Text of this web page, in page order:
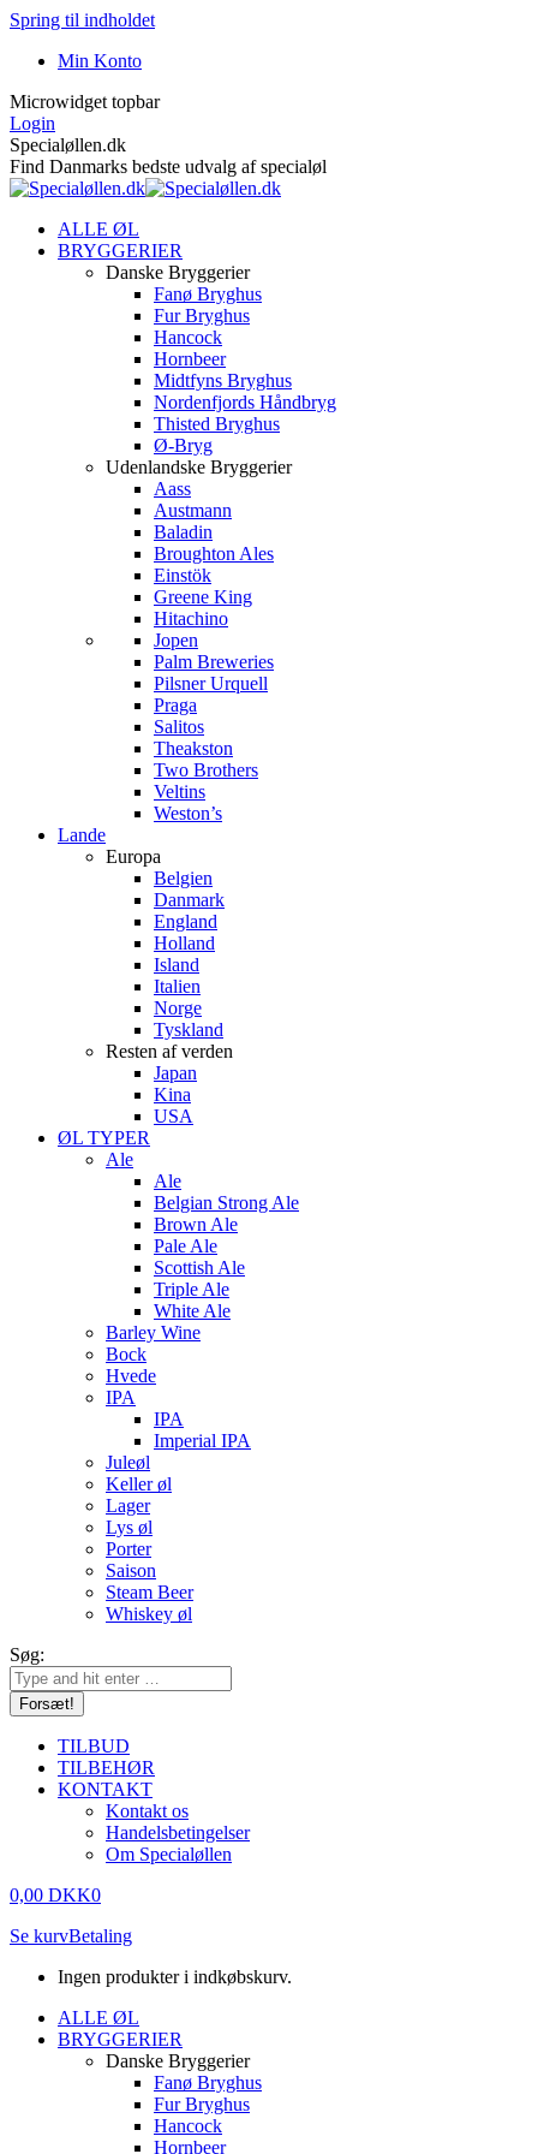
Spring til indholdet
Min Konto
Microwidget topbar
Login
Specialøllen.dk
Find Danmarks bedste udvalg af specialøl
ALLE ØL
BRYGGERIER
Danske Bryggerier
Fanø Bryghus
Fur Bryghus
Hancock
Hornbeer
Midtfyns Bryghus
Nordenfjords Håndbryg
Thisted Bryghus
Ø-Bryg
Udenlandske Bryggerier
Aass
Austmann
Baladin
Broughton Ales
Einstök
Greene King
Hitachino
Jopen
Palm Breweries
Pilsner Urquell
Praga
Salitos
Theakston
Two Brothers
Veltins
Weston’s
Lande
Europa
Belgien
Danmark
England
Holland
Island
Italien
Norge
Tyskland
Resten af verden
Japan
Kina
USA
ØL TYPER
Ale
Ale
Belgian Strong Ale
Brown Ale
Pale Ale
Scottish Ale
Triple Ale
White Ale
Barley Wine
Bock
Hvede
IPA
IPA
Imperial IPA
Juleøl
Keller øl
Lager
Lys øl
Porter
Saison
Steam Beer
Whiskey øl
Søg:
TILBUD
TILBEHØR
KONTAKT
Kontakt os
Handelsbetingelser
Om Specialøllen
0,00 DKK0
Se kurvBetaling
Ingen produkter i indkøbskurv.
ALLE ØL
BRYGGERIER
Danske Bryggerier
Fanø Bryghus
Fur Bryghus
Hancock
Hornbeer